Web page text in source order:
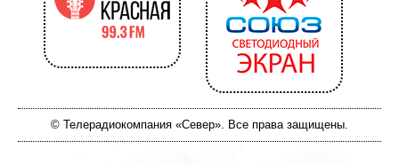
© Телерадиокомпания «Север». Все права защищены.